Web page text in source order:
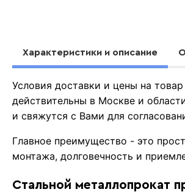
Характеристики и описание
Условия доставки и цены на
действительны в Москве и
и свяжутся с Вами для
Главное преимущество - это
монтажа, долговечность и
Стальной металлопрокат